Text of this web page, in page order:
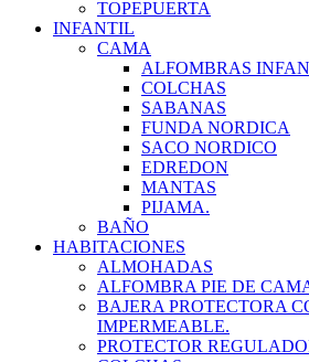
TOPEPUERTA
INFANTIL
CAMA
ALFOMBRAS
COLCHAS
SABANAS
FUNDA NORDICA
SACO NORDICO
EDREDON
MANTAS
PIJAMA.
BAÑO
HABITACIONES
ALMOHADAS
ALFOMBRA PIE DE
BAJERA PROTECTORA
IMPERMEABLE.
PROTECTOR